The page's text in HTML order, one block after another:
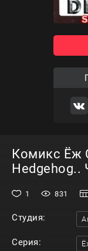
Комикс Ёж
Hedgehog..
1 831
Студия:
Серия: